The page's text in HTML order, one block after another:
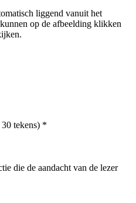
liggend vanuit het
op de afbeelding klikken
tekens) *
die de aandacht van de lezer